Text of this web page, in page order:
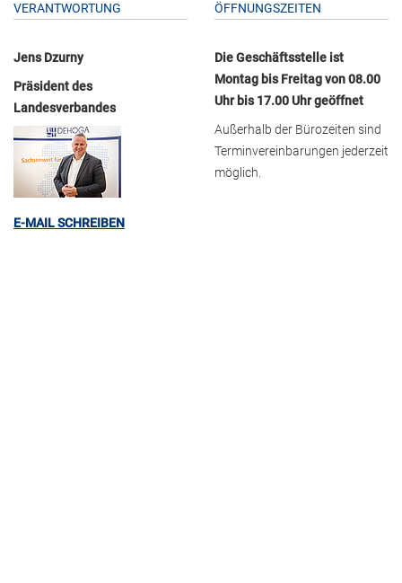
VERANTWORTUNG
Jens Dzurny
Präsident des
Landesverbandes
E-MAIL SCHREIBEN
ÖFFNUNGSZEITEN
Die Geschäftsstelle ist
Montag bis Freitag von 08.00
Uhr bis 17.00 Uhr geöffnet
Außerhalb der Bürozeiten sind
Terminvereinbarungen jederzeit
möglich.